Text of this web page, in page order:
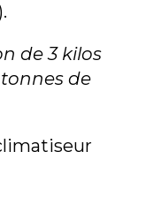
de 3 kilos
tonnes de